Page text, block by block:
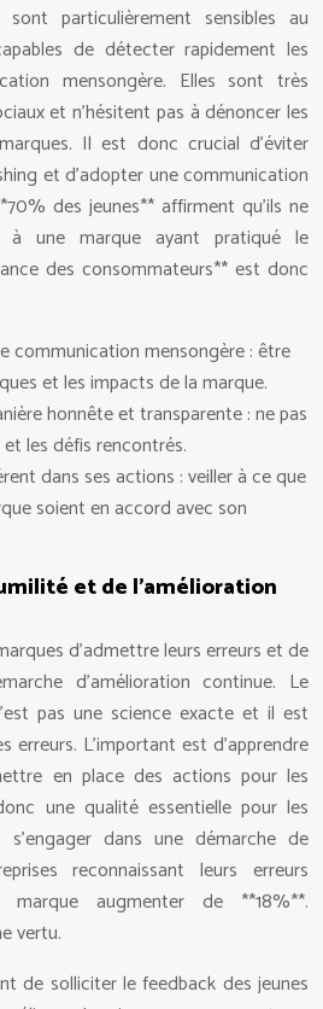
particulièrement sensibles au
de détecter rapidement les
mensongère. Elles sont très
et n’hésitent pas à dénoncer les
Il est donc crucial d’éviter
et d’adopter une communication
des jeunes** affirment qu’ils ne
à une marque ayant pratiqué le
des consommateurs** est donc
communication mensongère : être
et les impacts de la marque.
honnête et transparente : ne pas
les défis rencontrés.
dans ses actions : veiller à ce que
soient en accord avec son
et de l’amélioration
d’admettre leurs erreurs et de
d’amélioration continue. Le
pas une science exacte et il est
L’important est d’apprendre
en place des actions pour les
une qualité essentielle pour les
dans une démarche de
reconnaissant leurs erreurs
augmenter de **18%**.
vertu.
de solliciter le feedback des jeunes